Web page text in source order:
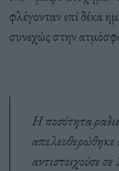
φλέγονταν επί δέκα
συνεχώς στην
Η ποσότητα
απελευθερώθηκε
αντιστοιχούσε